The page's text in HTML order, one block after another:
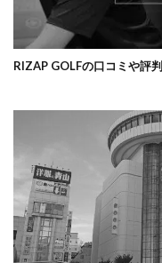
RIZAP GOLFの口コミや評